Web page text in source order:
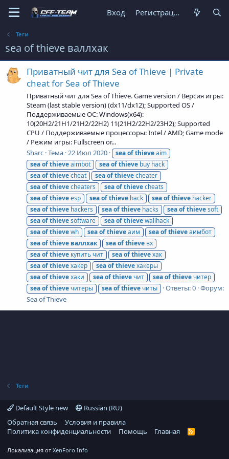
Вход Регистрация
Теги
sea of thieve валлхак
Приватный чит для Sea of Thieve | Private
cheat for Sea of Thieve
Приватный чит для Sea of Thieve. Game version / Версия игры:
Steam (last stable version) (dx11/dx12); Supported OS /
Поддерживаемые ОС: Windows(x64):
10(20H2/21H1/21H2/22H2) 11(21H2/22H2/23H2); Supported
CPU / Поддерживаемые процессоры: Intel / AMD; Game mode
/ Режим игры: Fullscreen or...
Sharc Тема 22 Июл 2020 seaofthieveaim
seaofthieveaimbot seaofthieve buy hack
seaofthievecheat seaofthievecheater
seaofthievecheaters seaofthievecheats
seaofthieveesp seaofthieve hack seaofthieve hacker
seaofthieve hackers seaofthieve hacks seaofthievesoft
seaofthievesoftware seaofthievewallhack
seaofthievewh seaofthieveаим seaofthieveаимбот
seaofthieve валлхак seaofthieve вх
seaofthieve купить чит seaofthieveхак
seaofthieveхакер seaofthieveхакеры
seaofthieveхаки seaofthieve чит seaofthieve читер
seaofthieve читеры seaofthieve читы Ответы: 0 Форум:
Sea of Thieve
Теги
Default Style new
Russian (RU)
Обратная связь
Условия и правила
Политика конфиденциальности
Помощь Главная
R
Локализация от XenForo.Info